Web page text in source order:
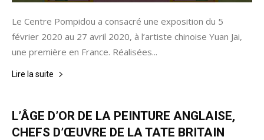
Le Centre Pompidou a consacré une exposition du 5
février 2020 au 27 avril 2020, à l’artiste chinoise Yuan Jai,
une première en France. Réalisées...
Lire la suite
L’ÂGE D’OR DE LA PEINTURE ANGLAISE,
CHEFS D’ŒUVRE DE LA TATE BRITAIN